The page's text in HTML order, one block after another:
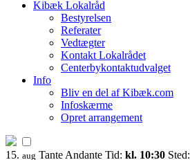
Kibæk Lokalråd
Bestyrelsen
Referater
Vedtægter
Kontakt Lokalrådet
Centerbykontaktudvalget
Info
Bliv en del af Kibæk.com
Infoskærme
Opret arrangement
15. aug Tante Andante Tid: kl. 10:30 Sted: